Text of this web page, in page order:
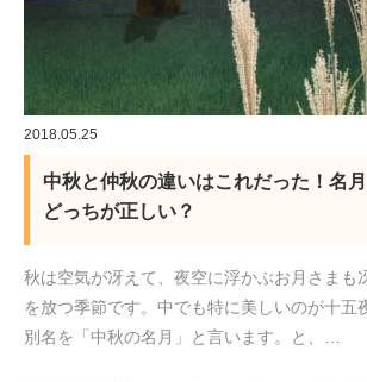
2018.05.25
中秋と仲秋の違いはこれだった！名
どっちが正しい？
秋は空気が冴えて、夜空に浮かぶお月さまも
を放つ季節です。中でも特に美しいのが十五
別名を「中秋の名月」と言います。と、…